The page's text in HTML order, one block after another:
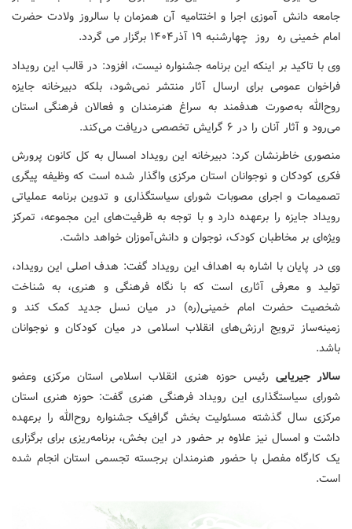
جامعه دانش آموزی اجرا و اختتامیه آن همزمان با سالروز ولادت حضرت
امام خمینی ره روز چهارشنبه ۱۹ آذر۱۴۰۴ برگزار می گردد.
وی با تاکید بر اینکه این برنامه جشنواره نیست، افزود: در قالب این رویداد
فراخوان عمومی برای ارسال آثار منتشر نمی‌شود، بلکه دبیرخانه جایزه
روح‌الله به‌صورت هدفمند به سراغ هنرمندان و فعالان فرهنگی استان
می‌رود و آثار آنان را در ۶ گرایش تخصصی دریافت می‌کند.
منصوری خاطرنشان کرد: دبیرخانه این رویداد امسال به کل کانون پرورش
فکری کودکان و نوجوانان استان مرکزی واگذار شده است که وظیفه پیگری
تصمیمات و اجرای مصوبات شورای سیاستگذاری و تدوین برنامه عملیاتی
رویداد جایزه را برعهده دارد و با توجه به ظرفیت‌های این مجموعه، تمرکز
ویژه‌ای بر مخاطبان کودک، نوجوان و دانش‌آموزان خواهد داشت.
وی در پایان با اشاره به اهداف این رویداد گفت: هدف اصلی این رویداد،
تولید و معرفی آثاری است که با نگاه فرهنگی و هنری، به شناخت
شخصیت حضرت امام خمینی(ره) در میان نسل جدید کمک کند و
زمینه‌ساز ترویج ارزش‌های انقلاب اسلامی در میان کودکان و نوجوانان
باشد.
سالار جیریایی رئیس حوزه هنری انقلاب اسلامی استان مرکزی وعضو
شورای سیاستگذاری این رویداد فرهنگی هنری گفت: حوزه هنری استان
مرکزی سال گذشته مسئولیت بخش گرافیک جشنواره روح‌الله را برعهده
داشت و امسال نیز علاوه بر حضور در این بخش، برنامه‌ریزی برای برگزاری
یک کارگاه مفصل با حضور هنرمندان برجسته تجسمی استان انجام شده
است.